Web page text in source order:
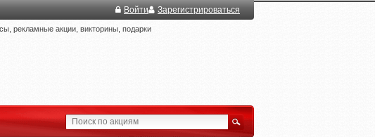
Войти Зарегистрироваться
рекламные акции, викторины, подарки